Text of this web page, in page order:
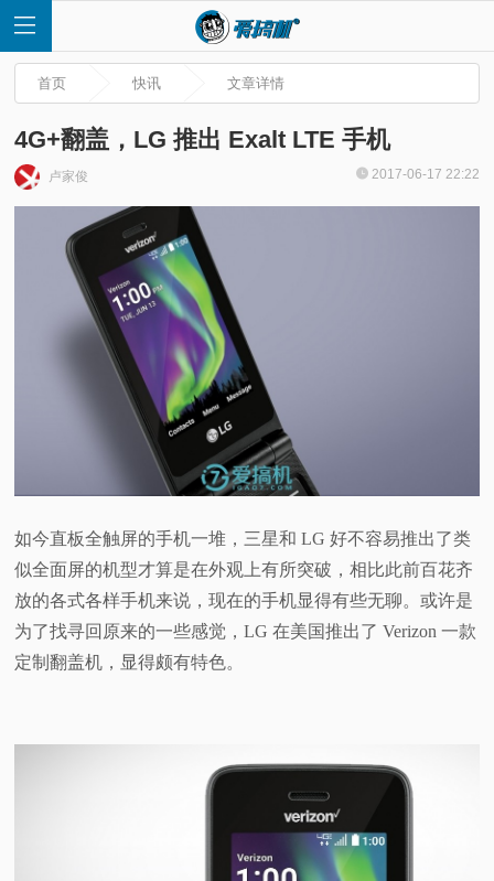
视
科
体
首页 快讯 文章详情
4G+翻盖，LG 推出 Exalt LTE 手机
卢家俊 2017-06-17 22:22
如今直板全触屏的手机一堆，三星和 LG 好不容易推出了类
似全面屏的机型才算是在外观上有所突破，相比此前百花齐
放的各式各样手机来说，现在的手机显得有些无聊。或许是
为了找寻回原来的一些感觉，LG 在美国推出了 Verizon 一款
定制翻盖机，显得颇有特色。